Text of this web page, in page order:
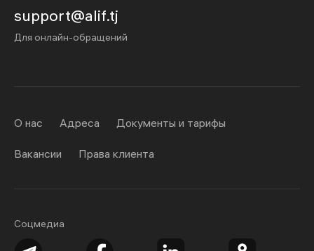
support@alif.tj
Для онлайн-обращений
Соцмедиа
О нас Адреса Документы и тарифы
Вакансии Права клиента